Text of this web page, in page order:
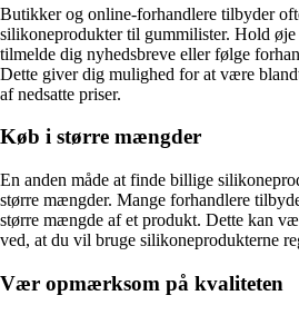
Butikker og online-forhandlere tilbyder
silikoneprodukter til gummilister. Hold øje
tilmelde dig nyhedsbreve eller følge
Dette giver dig mulighed for at være
af nedsatte priser.
Køb i større mængder
En anden måde at finde billige
større mængder. Mange forhandlere
større mængde af et produkt. Dette kan
ved, at du vil bruge silikoneprodukterne
Vær opmærksom på kvaliteten